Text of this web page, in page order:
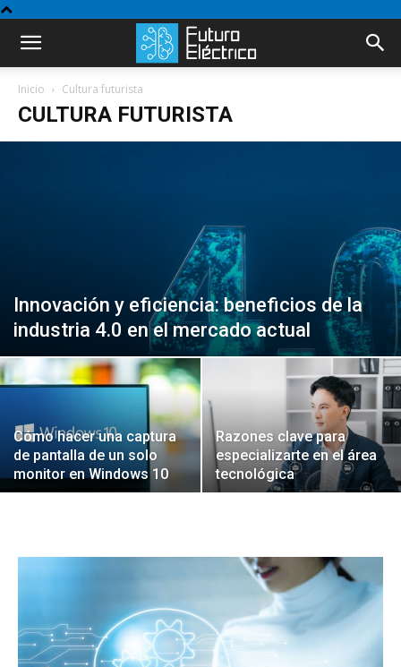
Inicio Cultura futurista
CULTURA FUTURISTA
Innovación y eficiencia: beneficios de la
industria 4.0 en el mercado actual
Cómo hacer una captura
de pantalla de un solo
monitor en Windows 10
Razones clave para
especializarte en el área
tecnológica